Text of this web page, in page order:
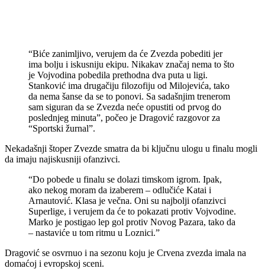
“Biće zanimljivo, verujem da će Zvezda pobediti jer
ima bolju i iskusniju ekipu. Nikakav značaj nema to što
je Vojvodina pobedila prethodna dva puta u ligi.
Stanković ima drugačiju filozofiju od Milojevića, tako
da nema šanse da se to ponovi. Sa sadašnjim trenerom
sam siguran da se Zvezda neće opustiti od prvog do
poslednjeg minuta”, počeo je Dragović razgovor za
“Sportski žurnal”.
Nekadašnji štoper Zvezde smatra da bi ključnu ulogu u finalu mogli
da imaju najiskusniji ofanzivci.
“Do pobede u finalu se dolazi timskom igrom. Ipak,
ako nekog moram da izaberem – odlučiće Katai i
Arnautović. Klasa je večna. Oni su najbolji ofanzivci
Superlige, i verujem da će to pokazati protiv Vojvodine.
Marko je postigao lep gol protiv Novog Pazara, tako da
– nastaviće u tom ritmu u Loznici.”
Dragović se osvrnuo i na sezonu koju je Crvena zvezda imala na
domaćoj i evropskoj sceni.